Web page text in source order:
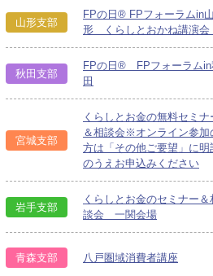
山形支部
FPの日® FPフォーラムin山
形 くらしとおかね講演
秋田支部
FPの日® FPフォーラムin
田
宮城支部
くらしとお金の無料セミナ
＆相談会※オンライン参加
方は「その他ご要望」に明
のうえお申込みください
岩手支部
くらしとお金のセミナー＆
談会 一関会場
青森支部 八戸圏域消費者講座